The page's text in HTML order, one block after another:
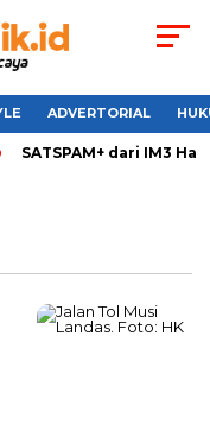
ADVERTORIAL
SATSPAM+ dari IM3